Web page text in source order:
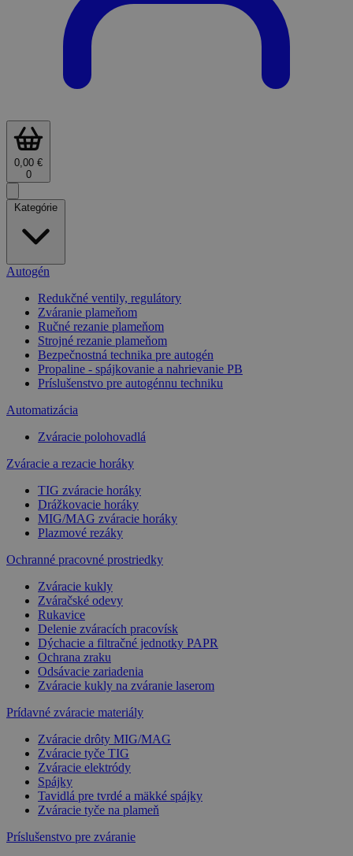
0,00 €
0
Kategórie
Autogén
Redukčné ventily, regulátory
Zváranie plameňom
Ručné rezanie plameňom
Strojné rezanie plameňom
Bezpečnostná technika pre autogén
Propaline - spájkovanie a nahrievanie PB
Príslušenstvo pre autogénnu techniku
Automatizácia
Zváracie polohovadlá
Zváracie a rezacie horáky
TIG zváracie horáky
Drážkovacie horáky
MIG/MAG zváracie horáky
Plazmové rezáky
Ochranné pracovné prostriedky
Zváracie kukly
Zváračské odevy
Rukavice
Delenie zváracích pracovísk
Dýchacie a filtračné jednotky PAPR
Ochrana zraku
Odsávacie zariadenia
Zváracie kukly na zváranie laserom
Prídavné zváracie materiály
Zváracie drôty MIG/MAG
Zváracie tyče TIG
Zváracie elektródy
Spájky
Tavidlá pre tvrdé a mäkké spájky
Zváracie tyče na plameň
Príslušenstvo pre zváranie